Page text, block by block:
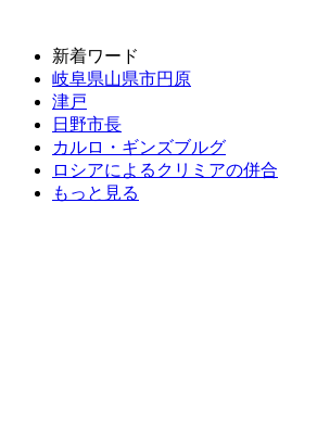
新着ワード
岐阜県山県市円原
津戸
日野市長
カルロ・ギンズブルグ
ロシアによるクリミアの併合
もっと見る